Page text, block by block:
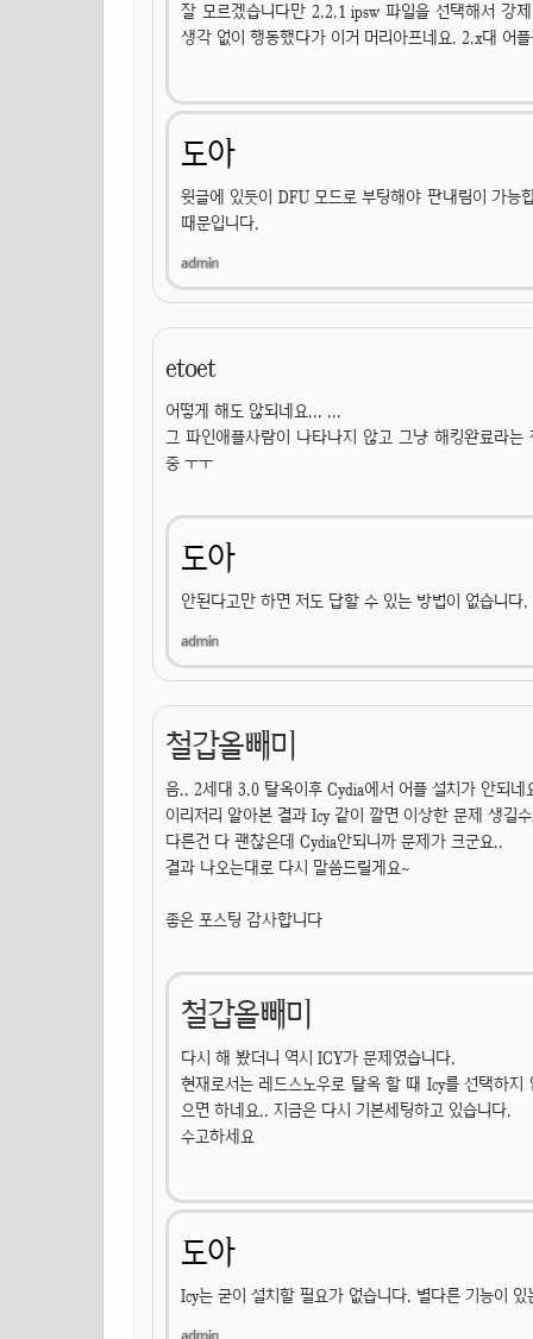
잘 모르겠습니다만 2.2.1 ipsw 파일을 선택해서 강
생각 없이 행동했다가 이거 머리아프네요. 2.x대 어
도아
윗글에 있듯이 DFU 모드로 부팅해야 판내림이 가능
때문입니다.
etoet
어떻게 해도 않되네요... ...
그 파인애플사람이 나타나지 않고 그냥 해킹완료라
중 ㅜㅜ
도아
안된다고만 하면 저도 답할 수 있는 방법이 없습니다.
철갑올빼미
음.. 2세대 3.0 탈옥이후 Cydia에서 어플 설치가 안되네
이리저리 알아본 결과 Icy 같이 깔면 이상한 문제 생길
다른건 다 괜찮은데 Cydia안되니까 문제가 크군요..
결과 나오는대로 다시 말씀드릴게요~
좋은 포스팅 감사합니다
철갑올빼미
다시 해 봤더니 역시 ICY가 문제였습니다.
현재로서는 레드스노우로 탈옥 할 때 Icy를 선택하
으면 하네요.. 지금은 다시 기본세팅하고 있습니다.
수고하세요
도아
Icy는 굳이 설치할 필요가 없습니다. 별다른 기능이